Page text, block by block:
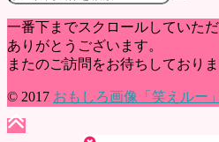
一番下までスクロールしていただ
ありがとうございます。
またのご訪問をお待ちしており
© 2017 おもしろ画像「笑えルー」